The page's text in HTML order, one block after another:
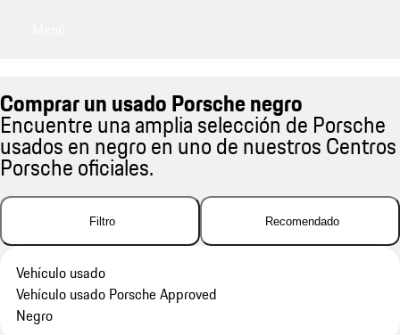
Comprar un usado Porsche negro
Encuentre una amplia selección de Porsche
usados en negro en uno de nuestros Centros
Porsche oficiales.
Filtro Recomendado
Vehículo usado
Vehículo usado Porsche Approved
Negro